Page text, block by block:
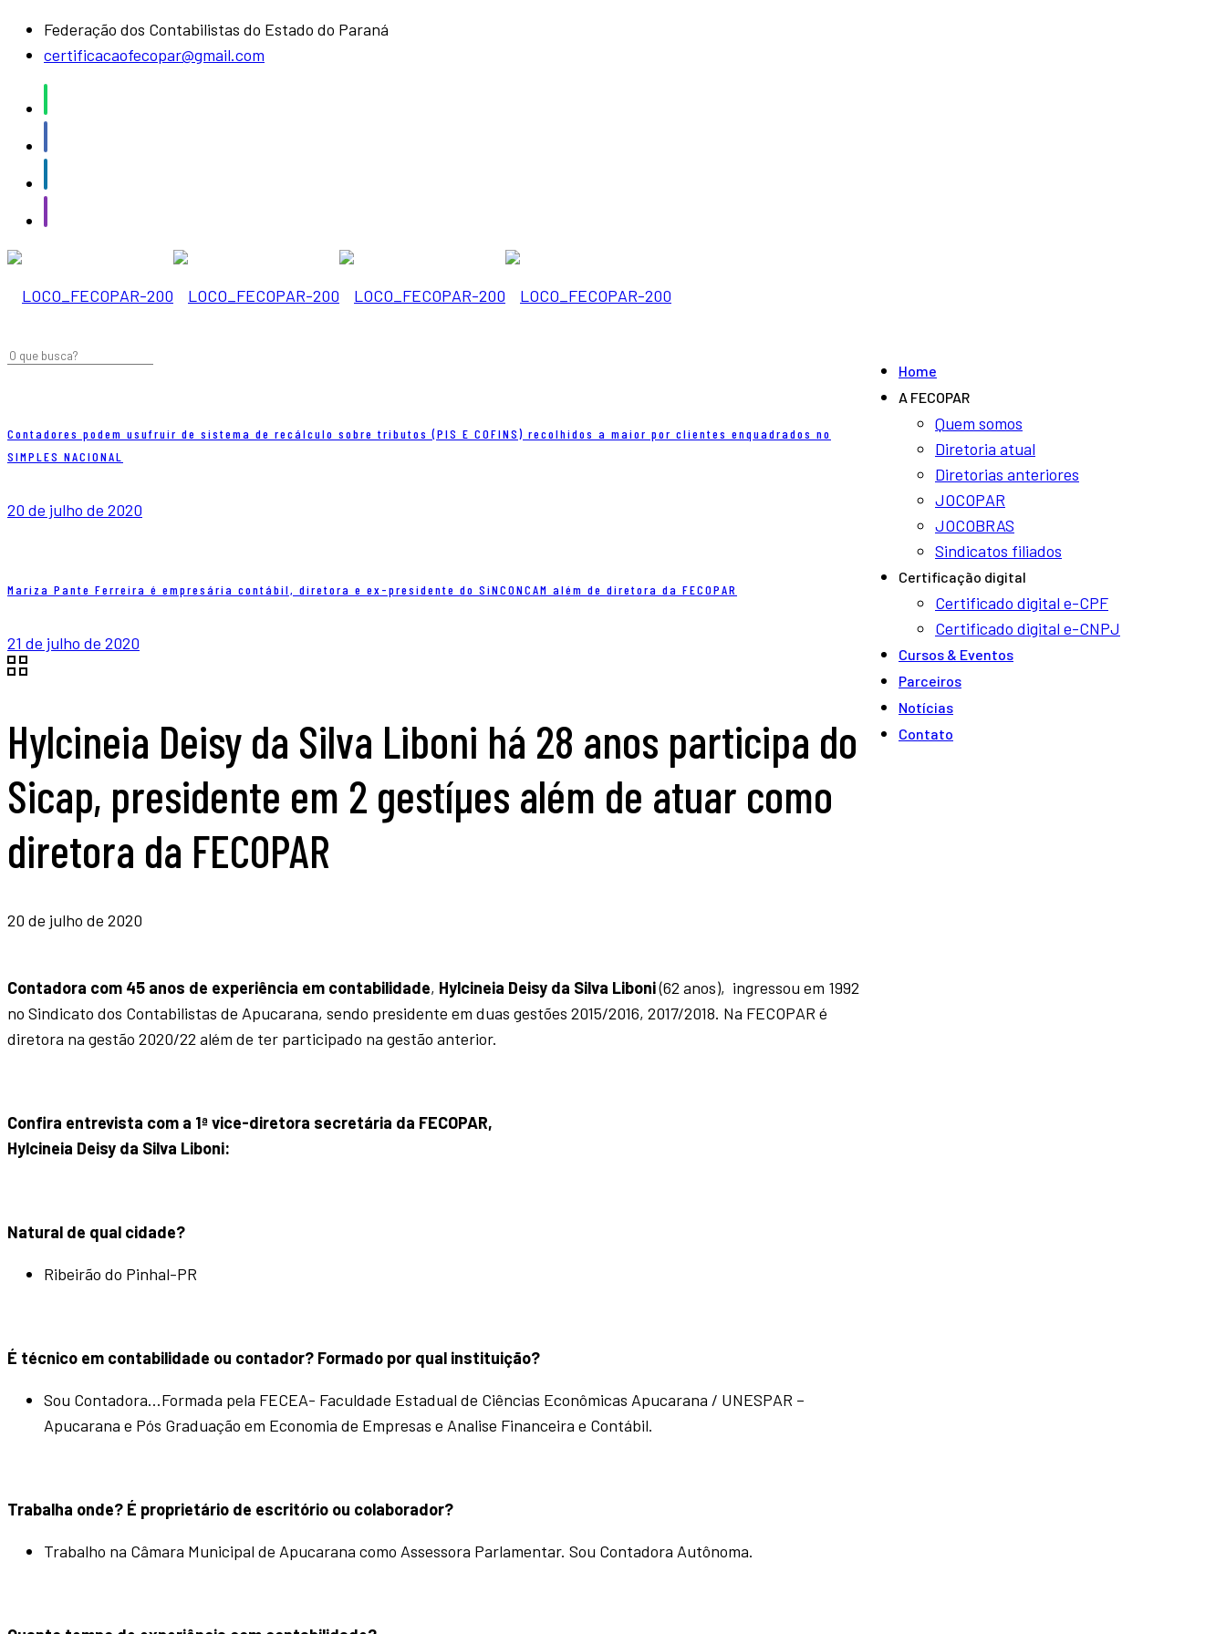
Federação dos Contabilistas do Estado do Paraná
certificacaofecopar@gmail.com
Home
A FECOPAR
Quem somos
Diretoria atual
Diretorias anteriores
JOCOPAR
JOCOBRAS
Sindicatos filiados
Certificação digital
Certificado digital e-CPF
Certificado digital e-CNPJ
Cursos & Eventos
Parceiros
Notí­cias
Contato
Contadores podem usufruir de sistema de recálculo sobre tributos (PIS E COFINS) recolhidos a maior por clientes enquadrados no
SIMPLES NACIONAL
20 de julho de 2020
Mariza Pante Ferreira é empresária contábil, diretora e ex-presidente do SiNCONCAM além de diretora da FECOPAR
21 de julho de 2020
Hylcineia Deisy da Silva Liboni há 28 anos participa do
Sicap, presidente em 2 gestíµes além de atuar como
diretora da FECOPAR
20 de julho de 2020
Contadora com 45 anos de experiência em contabilidade, Hylcineia Deisy da Silva Liboni(62 anos), ingressou em 1992
no Sindicato dos Contabilistas de Apucarana, sendo presidente em duas gestões 2015/2016, 2017/2018. Na FECOPAR é
diretora na gestão 2020/22 além de ter participado na gestão anterior.
Confira entrevista com a 1ª vice-diretora secretária da FECOPAR,
Hylcineia Deisy da Silva Liboni:
Natural de qual cidade?
Ribeirão do Pinhal-PR
É técnico em contabilidade ou contador? Formado por qual instituição?
Sou Contadora…Formada pela FECEA- Faculdade Estadual de Ciências Econômicas Apucarana / UNESPAR –
Apucarana e Pós Graduação em Economia de Empresas e Analise Financeira e Contábil.
Trabalha onde? É proprietário de escritório ou colaborador?
Trabalho na Câmara Municipal de Apucarana como Assessora Parlamentar. Sou Contadora Autônoma.